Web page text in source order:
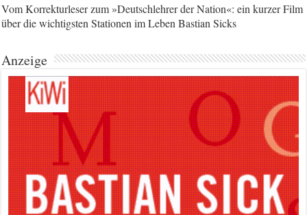
Vom Korrekturleser zum »Deutschlehrer der Nation«: ein kurzer Film
über die wichtigsten Stationen im Leben Bastian Sicks
Anzeige